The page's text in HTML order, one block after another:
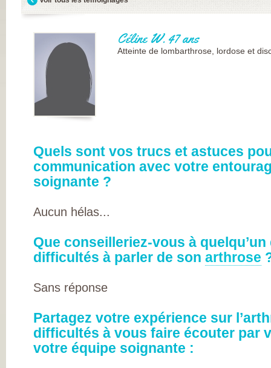
FRANÇAISE
(CESPHARM)
ET DE
RÉADAPTATION
INSTITUT UPSA
LA DOULEUR
ORDRE
DES PÉDICURES-
DE CHIRURGIE
SOCIÉTÉ
NOS
PIERRE FABRE
CHAINE
DU SOLEIL
Céline W. 47 ans
Atteinte de lombarthrose, lordose et
Quels sont vos trucs et astuces
communication avec votre
soignante ?
Aucun hélas...
Que conseilleriez-vous à
difficultés à parler de son arthrose
Sans réponse
Partagez votre expérience sur
difficultés à vous faire écouter par
votre équipe soignante :